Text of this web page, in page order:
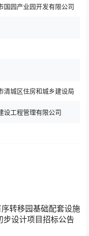
国园产业园开发有限公司
清城区住房和城乡建设局
设工程管理有限公司
转移园基础配套设施
设计项目招标公告